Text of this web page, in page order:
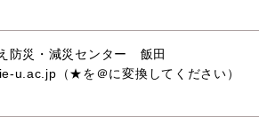
防災・減災センター 飯田
u.ac.jp （★を＠に変換してください）